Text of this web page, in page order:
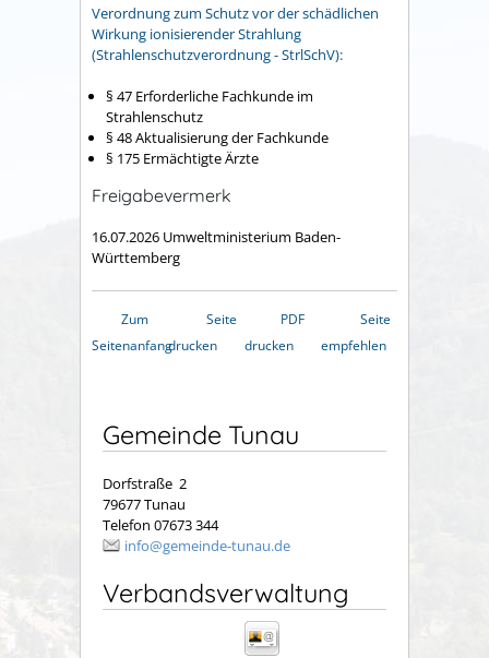
Verordnung zum Schutz vor der schädlichen
Wirkung ionisierender Strahlung
(Strahlenschutzverordnung - StrlSchV):
§ 47 Erforderliche Fachkunde im
Strahlenschutz
§ 48 Aktualisierung der Fachkunde
§ 175 Ermächtigte Ärzte
Freigabevermerk
16.07.2026 Umweltministerium Baden-
Württemberg
Zum
Seitenanfang
Seite
drucken
PDF
drucken
Seite
empfehlen
Gemeinde Tunau
Dorfstraße 2
79677 Tunau
Telefon 07673 344
info@gemeinde-tunau.de
Verbandsverwaltung